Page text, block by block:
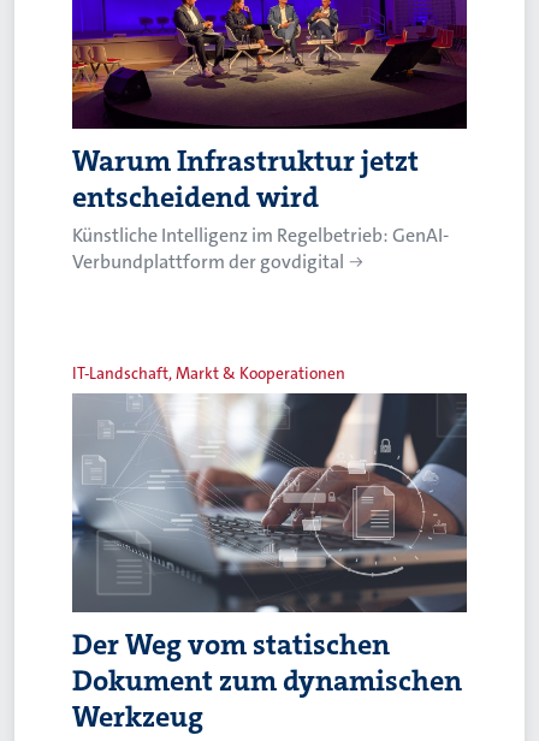
Warum Infrastruktur jetzt
entscheidend wird
Künstliche Intelligenz im Regelbetrieb: GenAI-
Verbundplattform der govdigital
IT-Landschaft, Markt & Kooperationen
Der Weg vom statischen
Dokument zum dynamischen
Werkzeug